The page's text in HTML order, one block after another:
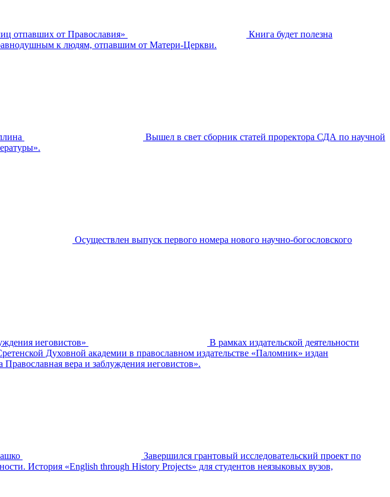
отпавших от Православия»
Книга будет полезна
к людям, отпавшим от Матери-Церкви.
Вышел в свет сборник статей проректора СДА по научной
Осуществлен выпуск первого номера нового научно-богословского
иеговистов»
В рамках издательской деятельности
Духовной академии в православном издательстве «Паломник» издан
вера и заблуждения иеговистов».
Завершился грантовый исследовательский проект по
История «English through History Projects» для студентов неязыковых вузов,